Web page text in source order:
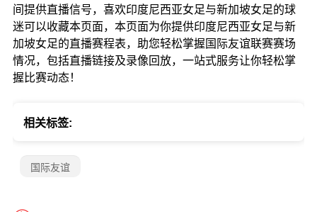
间提供直播信号，喜欢印度尼西亚女足与新加坡女足的球
迷可以收藏本页面，本页面为你提供印度尼西亚女足与新
加坡女足的直播赛程表，助您轻松掌握国际友谊联赛赛场
情况，包括直播链接及录像回放，一站式服务让你轻松掌
握比赛动态！
相关标签:
国际友谊